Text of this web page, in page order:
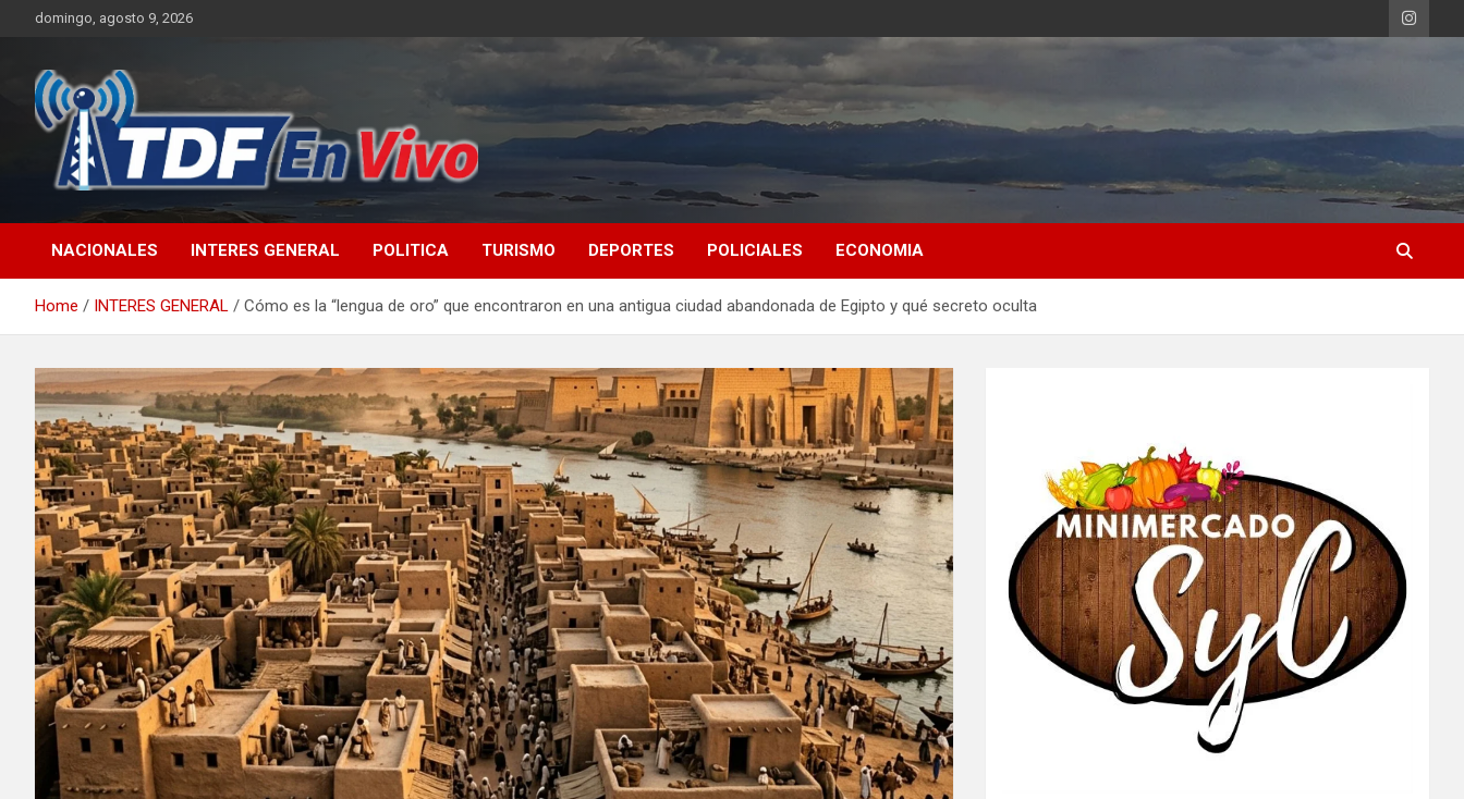
domingo, agosto 9, 2026
NACIONALES INTERES GENERAL POLITICA TURISMO DEPORTES POLICIALES ECONOMIA
Home INTERES GENERAL Cómo es la “lengua de oro” que encontraron en una antigua ciudad abandonada de Egipto y qué secreto oculta